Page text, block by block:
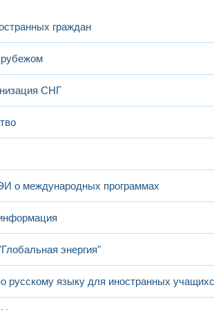
граждан
СНГ
о международных программах
энергия"
русскому языку для иностранных